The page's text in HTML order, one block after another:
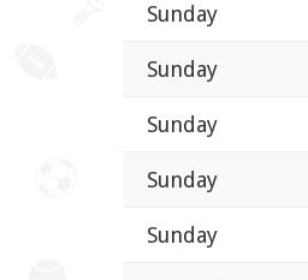
Sunday
Sunday
Sunday
Sunday
Sunday